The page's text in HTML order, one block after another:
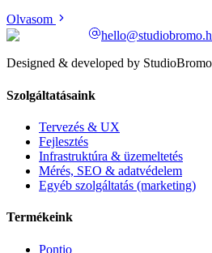
Olvasom
Designed & developed by
Szolgáltatásaink
Tervezés & UX
Fejlesztés
Infrastruktúra & üzemeltetés
Mérés, SEO & adatvédelem
Egyéb szolgáltatás (marketing)
Termékeink
Pontio